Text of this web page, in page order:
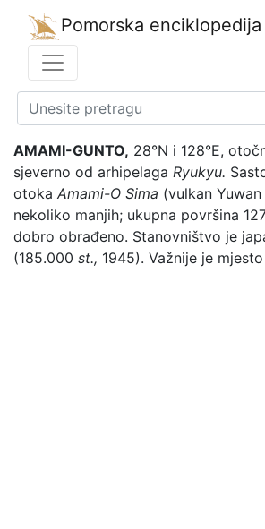
Pomorska enciklopedija
AMAMI-GUNTO, 28°N i 128°E,
sjeverno od arhipelaga Ryukyu.
otoka Amami-O Sima (vulkan
nekoliko manjih; ukupna površina
dobro obrađeno. Stanovništvo je
(185.000 st., 1945). Važnije je mjesto